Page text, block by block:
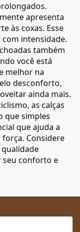
apresenta
às coxas. Esse
intensidade.
também
você está
melhor na
desconforto,
ainda mais.
as calças
que simples
que ajuda a
Considere
seu conforto e